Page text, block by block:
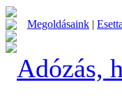
Megoldásaink |
Adózás,